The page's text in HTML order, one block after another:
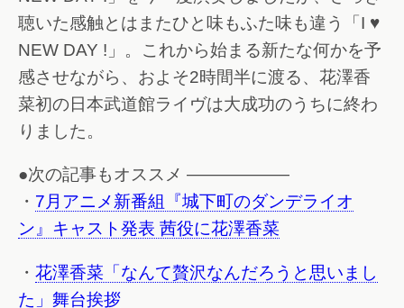
聴いた感触とはまたひと味もふた味も違う「I ♥
NEW DAY !」。これから始まる新たな何かを予
感させながら、およそ2時間半に渡る、花澤香
菜初の日本武道館ライヴは大成功のうちに終わ
りました。
●次の記事もオススメ ——————
・ 7月アニメ新番組『城下町のダンデライオ
ン』キャスト発表 茜役に花澤香菜
・ 花澤香菜「なんて贅沢なんだろうと思いまし
た」舞台挨拶